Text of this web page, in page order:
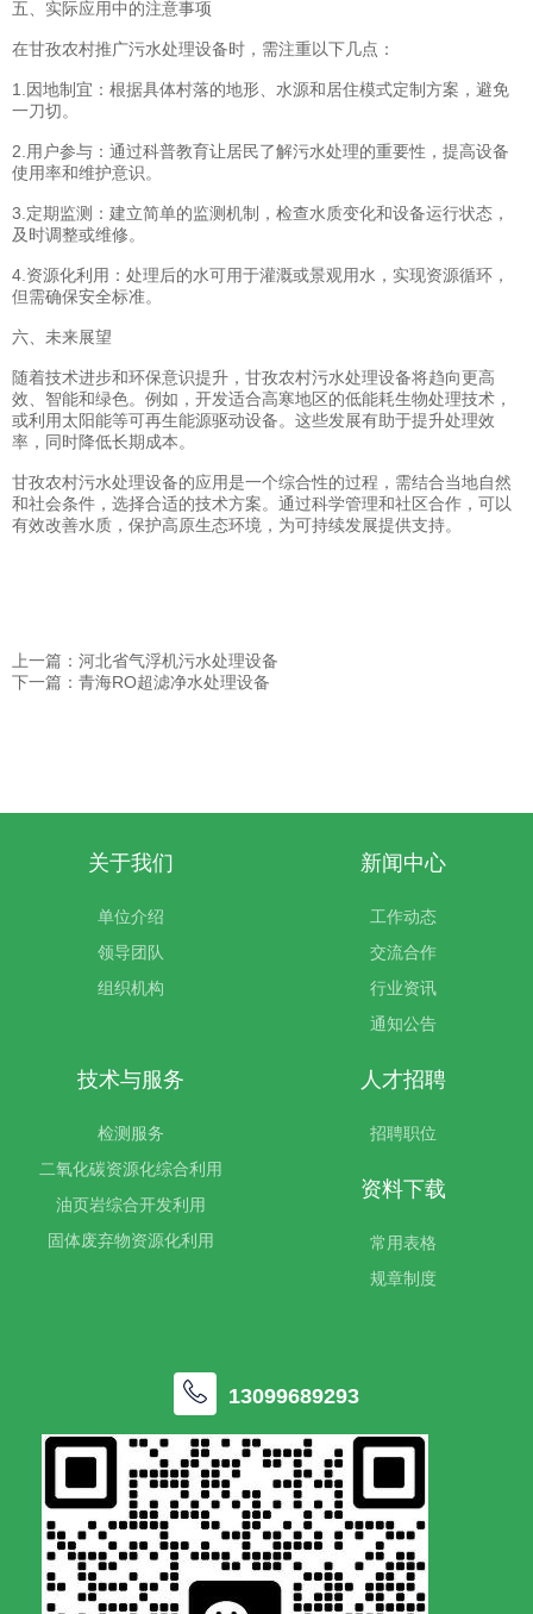
五、实际应用中的注意事项
在甘孜农村推广污水处理设备时，需注重以下几点：
1.因地制宜：根据具体村落的地形、水源和居住模式定制方案，避免
一刀切。
2.用户参与：通过科普教育让居民了解污水处理的重要性，提高设备
使用率和维护意识。
3.定期监测：建立简单的监测机制，检查水质变化和设备运行状态，
及时调整或维修。
4.资源化利用：处理后的水可用于灌溉或景观用水，实现资源循环，
但需确保安全标准。
六、未来展望
随着技术进步和环保意识提升，甘孜农村污水处理设备将趋向更高
效、智能和绿色。例如，开发适合高寒地区的低能耗生物处理技术，
或利用太阳能等可再生能源驱动设备。这些发展有助于提升处理效
率，同时降低长期成本。
甘孜农村污水处理设备的应用是一个综合性的过程，需结合当地自然
和社会条件，选择合适的技术方案。通过科学管理和社区合作，可以
有效改善水质，保护高原生态环境，为可持续发展提供支持。
上一篇：河北省气浮机污水处理设备
下一篇：青海RO超滤净水处理设备
关于我们
单位介绍
领导团队
组织机构
新闻中心
工作动态
交流合作
行业资讯
通知公告
技术与服务
检测服务
二氧化碳资源化综合利用
油页岩综合开发利用
固体废弃物资源化利用
人才招聘
招聘职位
资料下载
常用表格
规章制度
13099689293